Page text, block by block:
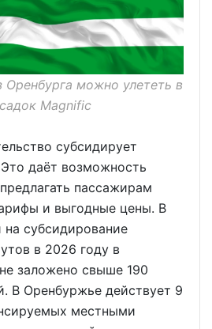
можно улететь в
Magnific
субсидирует
даёт возможность
пассажирам
и выгодные цены. В
субсидирование
в 2026 году в
заложено свыше 190
В Оренбуржье действует 9
местными